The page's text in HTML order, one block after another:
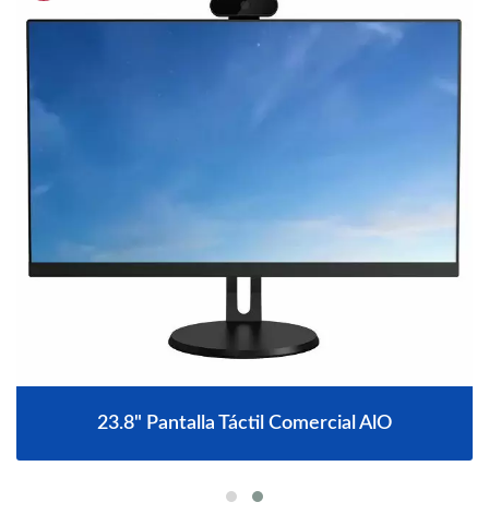
23.8" Pantalla Táctil Comercial AlO